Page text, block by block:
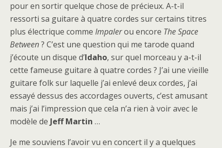
pour en sortir quelque chose de précieux. A-t-il
ressorti sa guitare à quatre cordes sur certains titres
plus électrique comme Impalerou encore The Space
Between? C’est une question qui me tarode quand
j’écoute un disque d’Idaho, sur quel morceau y a-t-il
cette fameuse guitare à quatre cordes ? J’ai une vieille
guitare folk sur laquelle j’ai enlevé deux cordes, j’ai
essayé dessus des accordages ouverts, c’est amusant
mais j’ai l’impression que cela n’a rien à voir avec le
modèle de Jeff Martin …
Je me souviens l’avoir vu en concert il y a quelques